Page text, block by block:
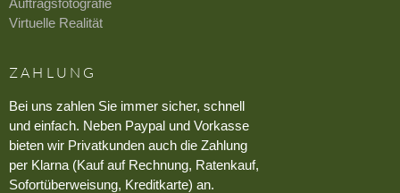
Virtuelle Realität
ZAHLUNG
Bei uns zahlen Sie immer sicher, schnell
und einfach. Neben Paypal und Vorkasse
bieten wir Privatkunden auch die Zahlung
per Klarna (Kauf auf Rechnung, Ratenkauf,
Sofortüberweisung, Kreditkarte) an.